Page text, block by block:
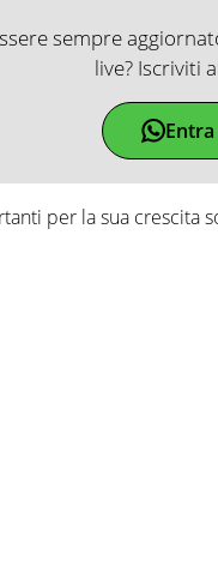
sempre
live? Iscriviti
per la sua crescita